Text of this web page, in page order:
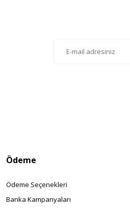
Ödeme
Ödeme Seçenekleri
Banka Kampanyaları